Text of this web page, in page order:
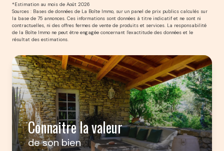
*Estimation au mois de Août 2026
Sources : Bases de données de La Boîte Immo, sur un panel de prix publics calculés sur
la base de 75 annonces. Ces informations sont données à titre indicatif et ne sont ni
contractuelles, ni des offres fermes de vente de produits et services. La responsabilité
de la Boîte Immo ne peut être engagée concernant l'exactitude des données et le
résultat des estimations.
Connaitre la valeur
de son bien